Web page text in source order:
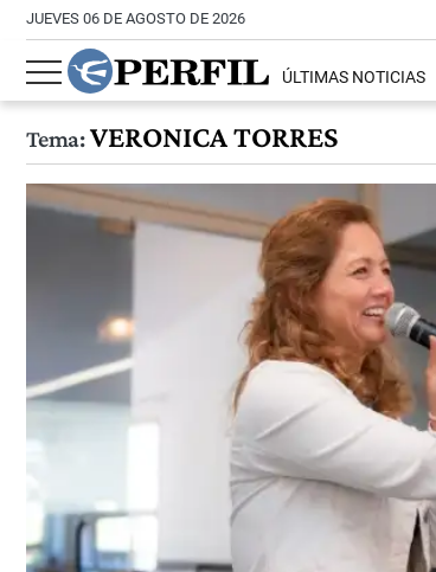
JUEVES 06 DE AGOSTO DE 2026
ÚLTIMAS NOTICIAS
Tema:VERONICA TORRES